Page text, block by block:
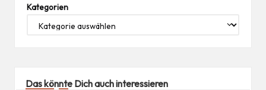
Kategorien
Das könnte Dich auch interessieren